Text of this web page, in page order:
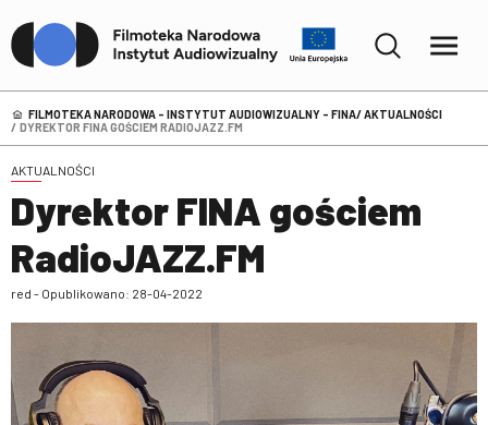
FILMOTEKA NARODOWA – INSTYTUT AUDIOWIZUALNY - FINA AKTUALNOŚCI
DYREKTOR FINA GOŚCIEM RADIOJAZZ.FM
AKTUALNOŚCI
Dyrektor FINA gościem
RadioJAZZ.FM
red - Opublikowano: 28-04-2022